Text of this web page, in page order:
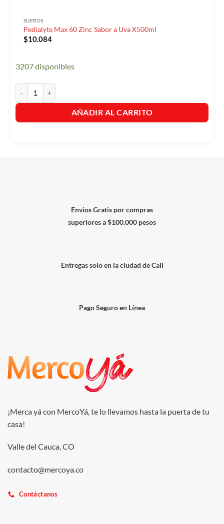
SUEROS
Pedialyte Max 60 Zinc Sabor a Uva X500ml
$10.084
3207 disponibles
AÑADIR AL CARRITO
Envios Gratis por compras
superiores a $100.000 pesos
Entregas solo en la ciudad de Cali
Pago Seguro en Línea
¡Merca yá con MercoYá, te lo llevamos hasta la puerta de tu
casa!
Valle del Cauca, CO
contacto@mercoya.co
Contáctanos